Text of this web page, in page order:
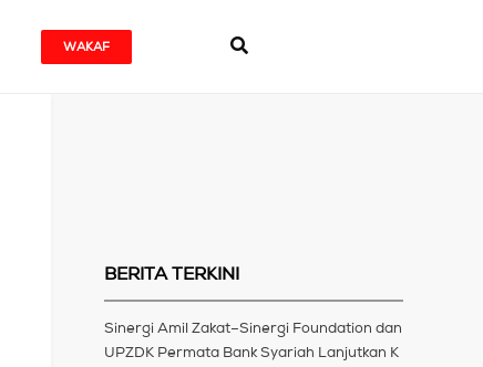
WAKAF
BERITA TERKINI
Sinergi Amil Zakat–Sinergi Foundation dan
UPZDK Permata Bank Syariah Lanjutkan K